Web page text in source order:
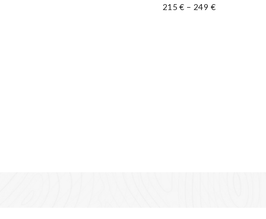
215€ – 249 €